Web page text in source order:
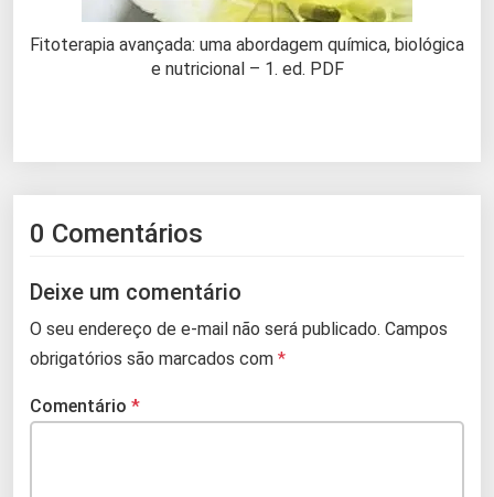
Fitoterapia avançada: uma abordagem química, biológica
e nutricional – 1. ed. PDF
0 Comentários
Deixe um comentário
O seu endereço de e-mail não será publicado. Campos
obrigatórios são marcados com *
Comentário *